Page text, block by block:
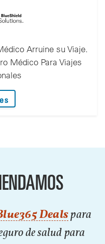
Arruine su Viaje.
Médico Para Viajes
Deals para
de salud para